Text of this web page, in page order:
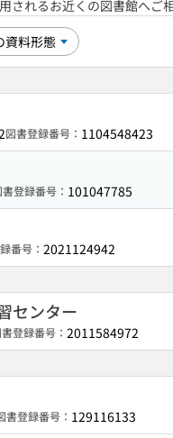
されるお近くの図書館へご
図書登録番号： 1104548423
書登録番号： 101047785
番号： 2021124942
センター
登録番号： 2011584972
書登録番号： 129116133